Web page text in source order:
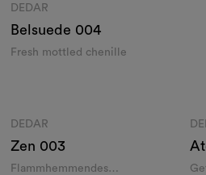
DEDAR
Belsuede 004
Fresh mottled chenille
DEDAR
Zen 003
Flammhemmendes